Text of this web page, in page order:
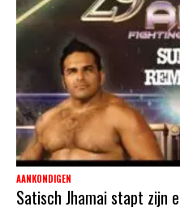
AANKONDIGEN
Satisch Jhamai stapt zijn